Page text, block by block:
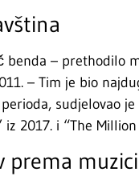
benda – prethodilo
– Tim je bio
sudjelovao
2017. i “The
prema